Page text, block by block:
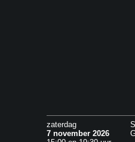
zaterdag
7 november 2026